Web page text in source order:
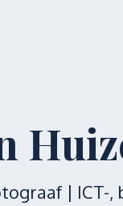
| ICT-,